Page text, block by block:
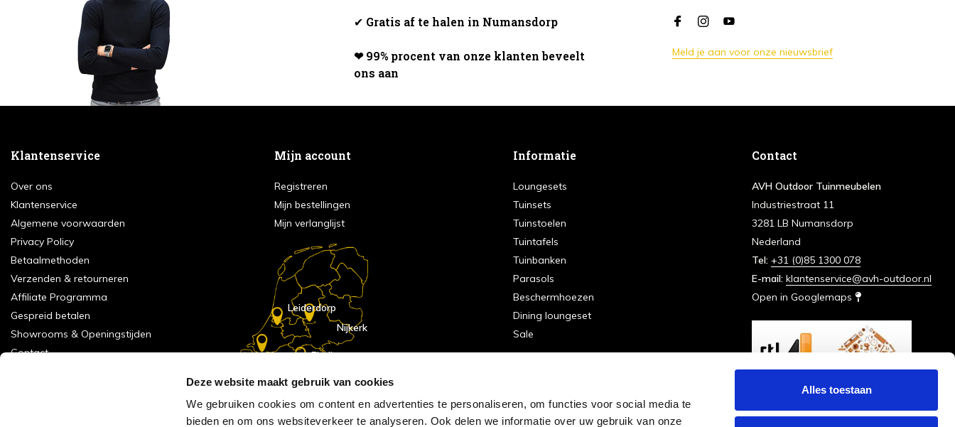
Deze website maakt gebruik van cookies
We gebruiken cookies om content en advertenties te personaliseren, om functies voor social media te
bieden en om ons websiteverkeer te analyseren. Ook delen we informatie over uw gebruik van onze
Alles toestaan
✔ Gratis af te halen in Numansdorp
❤ 99% procent van onze klanten beveelt
ons aan
Meld je aan voor onze nieuwsbrief
Klantenservice
Over ons
Klantenservice
Algemene voorwaarden
Privacy Policy
Betaalmethoden
Verzenden & retourneren
Affiliate Programma
Gespreid betalen
Showrooms & Openingstijden
Contact
Mijn account
Registreren
Mijn bestellingen
Mijn verlanglijst
Eindhoven
Nijkerk
Leiderdorp
Informatie
Loungesets
Tuinsets
Tuinstoelen
Tuintafels
Tuinbanken
Parasols
Beschermhoezen
Dining loungeset
Sale
Contact
AVH Outdoor Tuinmeubelen
Industriestraat 11
3281 LB Numansdorp
Nederland
Tel: +31 (0)85 1300 078
E-mail: klantenservice@avh-outdoor.nl
Open in Googlemaps